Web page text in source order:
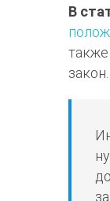
В
закон.